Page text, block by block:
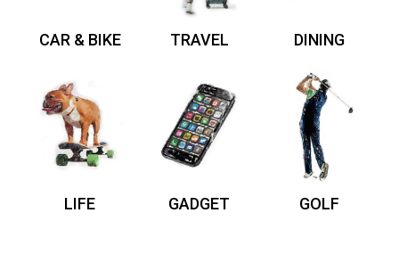
CAR & BIKE TRAVEL DINING
LIFE GADGET GOLF